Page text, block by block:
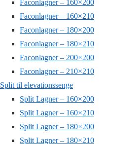
Faconlagner – 160×200
Faconlagner – 160×210
Faconlagner – 180×200
Faconlagner – 180×210
Faconlagner – 200×200
Faconlagner – 210×210
Split til elevationssenge
Split Lagner – 160×200
Split Lagner – 160×210
Split Lagner – 180×200
Split Lagner – 180×210